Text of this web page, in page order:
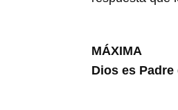
MÁXIMA
Dios es